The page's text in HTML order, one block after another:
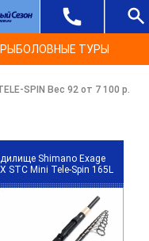
РЫБОЛОВНЫЕ ТУРЫ
SPIN Вес 92 от 7 100 р.
Shimano Exage
STC Mini Tele-Spin 165L